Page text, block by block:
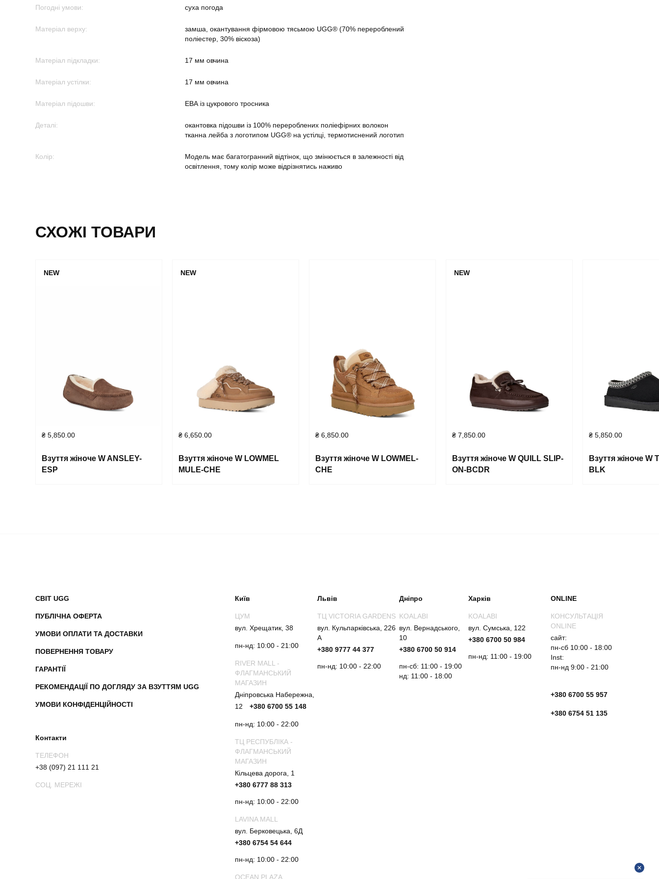
Погодні умови: суха погода
Матеріал верху:
замша, окантування фірмовою тясьмою UGG® (70% перероблений
поліестер, 30% віскоза)
Матеріал підкладки: 17 мм овчина
Матеріал устілки: 17 мм овчина
Матеріал підошви: ЕВА із цукрового тросника
Деталі:
окантовка підошви із 100% перероблених поліефірних волокон
тканна лейба з логотипом UGG® на устілці, термотиснений логотип
Колір:
Модель має багатогранний відтінок, що змінюється в залежності від
освітлення, тому колір може відрізнятись наживо
СХОЖІ ТОВАРИ
NEW
₴ 5,850.00
Взуття жіноче W ANSLEY-
ESP
NEW
₴ 6,650.00
Взуття жіноче W LOWMEL
MULE-CHE
₴ 6,850.00
Взуття жіноче W LOWMEL-
CHE
NEW
₴ 7,850.00
Взуття жіноче W QUILL SLIP-
ON-BCDR
₴ 5,850.00
Взуття жіноче W
BLK
СВІТ UGG
ПУБЛІЧНА ОФЕРТА
УМОВИ ОПЛАТИ ТА ДОСТАВКИ
ПОВЕРНЕННЯ ТОВАРУ
ГАРАНТІЇ
РЕКОМЕНДАЦІЇ ПО ДОГЛЯДУ ЗА ВЗУТТЯМ UGG
УМОВИ КОНФІДЕНЦІЙНОСТІ
Контакти
ТЕЛЕФОН
+38 (097) 21 111 21
СОЦ. МЕРЕЖІ
Київ
ЦУМ
вул. Хрещатик, 38
пн-нд: 10:00 - 21:00
RIVER MALL -
ФЛАГМАНСЬКИЙ
МАГАЗИН
Дніпровська Набережна,
12
+380 6700 55 148
пн-нд: 10:00 - 22:00
ТЦ РЕСПУБЛІКА -
ФЛАГМАНСЬКИЙ
МАГАЗИН
Кільцева дорога, 1
+380 6777 88 313
пн-нд: 10:00 - 22:00
LAVINA MALL
вул. Берковецька, 6Д
+380 6754 54 644
пн-нд: 10:00 - 22:00
OCEAN PLAZA
Львів
ТЦ VICTORIA GARDENS
вул. Кульпарківська, 226
А
+380 9777 44 377
пн-нд: 10:00 - 22:00
Дніпро
KOALABI
вул. Вернадського,
10
+380 6700 50 914
пн-сб: 11:00 - 19:00
нд: 11:00 - 18:00
Харків
KOALABI
вул. Сумська, 122
+380 6700 50 984
пн-нд: 11:00 - 19:00
ONLINE
КОНСУЛЬТАЦІЯ
ONLINE
сайт:
пн-сб 10:00 - 18:00
Inst:
пн-нд 9:00 - 21:00
+380 6700 55 957
+380 6754 51 135